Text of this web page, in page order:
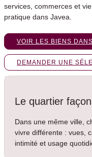
services, commerces et
pratique dans Javea.
VOIR LES BIENS
DEMANDER UNE
Le quartier
Dans une même ville,
vivre différente : vues,
intimité et usage